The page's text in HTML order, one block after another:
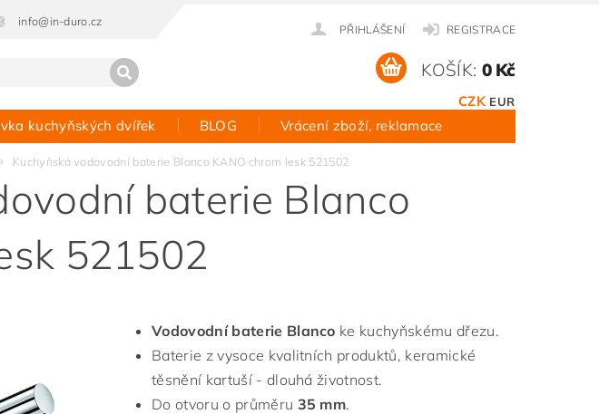
info@in-duro.cz
PŘIHLÁŠENÍ REGISTRACE
CZK EUR
KOŠÍK: 0 Kč
kuchyňských dvířek BLOG Vrácení zboží, reklamace
Kuchyňská vodovodní baterie Blanco KANO chrom lesk 521502
baterie Blanco
521502
Vodovodní baterie Blanco ke kuchyňskému dřezu.
Baterie z vysoce kvalitních produktů, keramické
těsnění kartuší - dlouhá životnost.
Do otvoru o průměru 35 mm.